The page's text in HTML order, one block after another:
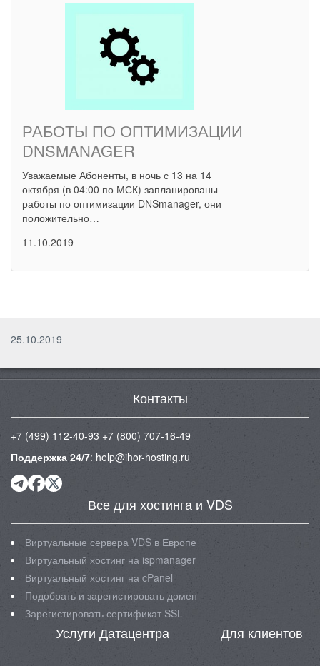
РАБОТЫ ПО ОПТИМИЗАЦИИ
DNSMANAGER
Уважаемые Абоненты, в ночь с 13 на 14
октября (в 04:00 по МСК) запланированы
работы по оптимизации DNSmanager, они
положительно…
11.10.2019
25.10.2019
Контакты
+7 (499) 112-40-93 +7 (800) 707-16-49
Поддержка 24/7: help@ihor-hosting.ru
Все для хостинга и VDS
Виртуальные сервера VDS в Европе
Виртуальный хостинг на ispmanager
Виртуальный хостинг на cPanel
Подобрать и зарегистировать домен
Зарегистировать сертификат SSL
Услуги Датацентра Для клиентов